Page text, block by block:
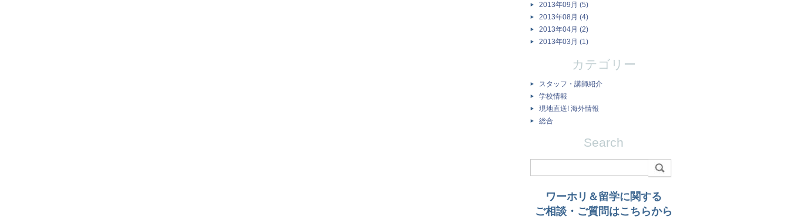
2013年09月 (5)
2013年08月 (4)
2013年04月 (2)
2013年03月 (1)
カテゴリー
スタッフ・講師紹介
学校情報
現地直送! 海外情報
総合
Search
ワーホリ＆留学に関する
ご相談・ご質問はこちらから